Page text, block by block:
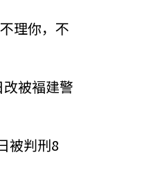
理你，不
被褔建警
被判刑8